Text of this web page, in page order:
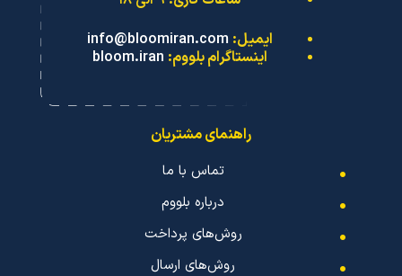
ایمیل: info@bloomiran.com
اینستاگرام بلووم: bloom.iran
راهنمای مشتریان
تماس با ما
درباره بلووم
روش‌های پرداخت
روش‌های ارسال